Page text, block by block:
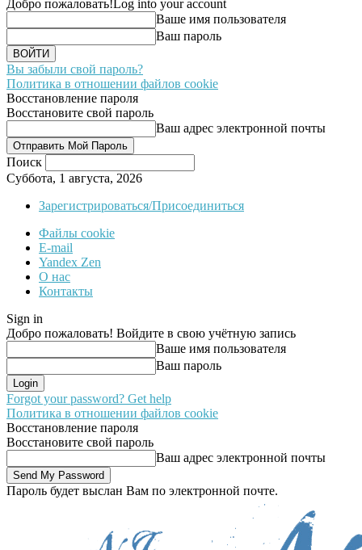
Добро пожаловать!Log into your account
Ваше имя пользователя
Ваш пароль
Вы забыли свой пароль?
Политика в отношении файлов cookie
Восстановление пароля
Восстановите свой пароль
Ваш адрес электронной почты
Поиск
Суббота, 1 августа, 2026
Зарегистрироваться/Присоединиться
Файлы cookie
E-mail
Yandex Zen
О нас
Контакты
Sign in
Добро пожаловать! Войдите в свою учётную запись
Ваше имя пользователя
Ваш пароль
Forgot your password? Get help
Политика в отношении файлов cookie
Восстановление пароля
Восстановите свой пароль
Ваш адрес электронной почты
Пароль будет выслан Вам по электронной почте.